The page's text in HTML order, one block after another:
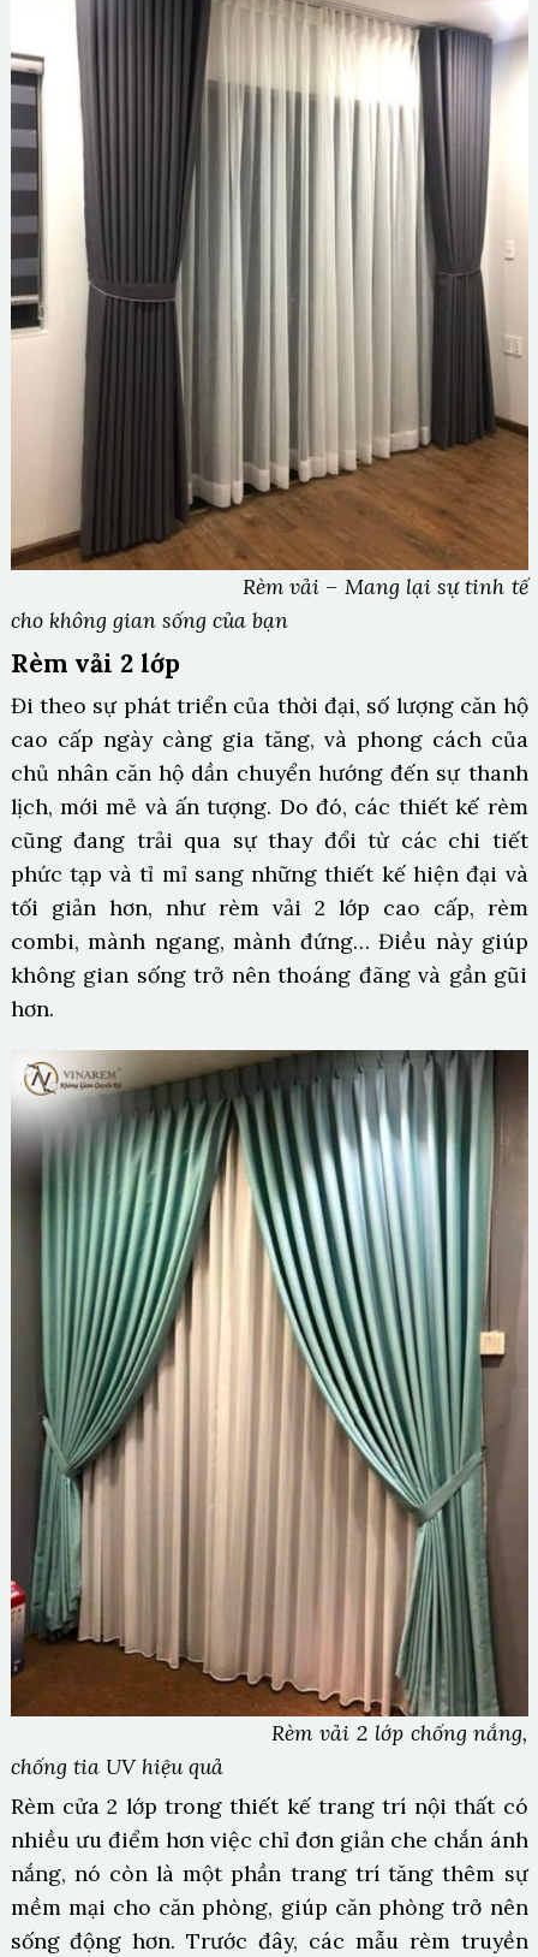
Rèm vải – Mang lại sự tinh tế
cho không gian sống của bạn
Rèm vải 2 lớp
Đi theo sự phát triển của thời đại, số lượng căn hộ
cao cấp ngày càng gia tăng, và phong cách của
chủ nhân căn hộ dần chuyển hướng đến sự thanh
lịch, mới mẻ và ấn tượng. Do đó, các thiết kế rèm
cũng đang trải qua sự thay đổi từ các chi tiết
phức tạp và tỉ mỉ sang những thiết kế hiện đại và
tối giản hơn, như rèm vải 2 lớp cao cấp, rèm
combi, mành ngang, mành đứng… Điều này giúp
không gian sống trở nên thoáng đãng và gần gũi
hơn.
Rèm vải 2 lớp chống nắng,
chống tia UV hiệu quả
Rèm cửa 2 lớp trong thiết kế trang trí nội thất có
nhiều ưu điểm hơn việc chỉ đơn giản che chắn ánh
nắng, nó còn là một phần trang trí tăng thêm sự
mềm mại cho căn phòng, giúp căn phòng trở nên
sống động hơn. Trước đây, các mẫu rèm truyền